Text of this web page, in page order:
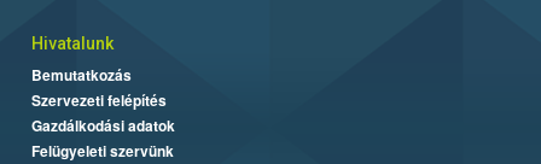
Hivatalunk
Bemutatkozás
Szervezeti felépítés
Gazdálkodási adatok
Felügyeleti szervünk